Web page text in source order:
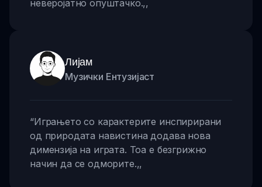
неверојатно опуштачко.,,
Лијам
Музички Ентузијаст
“Играњето со карактерите инспирирани
од природата навистина додава нова
димензија на играта. Тоа е безгрижно
начин да се одморите.,,